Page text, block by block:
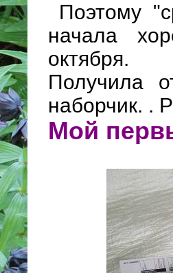
Поэтому
начала
октября.
Получила
наборчик. .
Мой